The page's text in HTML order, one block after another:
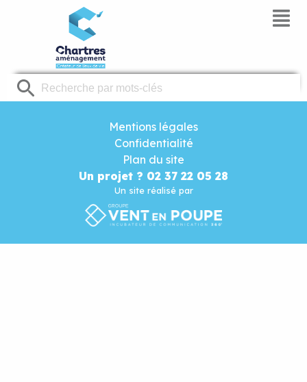
Mentions légales
Confidentialité
Plan du site
Un projet ? 02 37 22 05 28
Un site réalisé par
Panneau de gestion des cookies